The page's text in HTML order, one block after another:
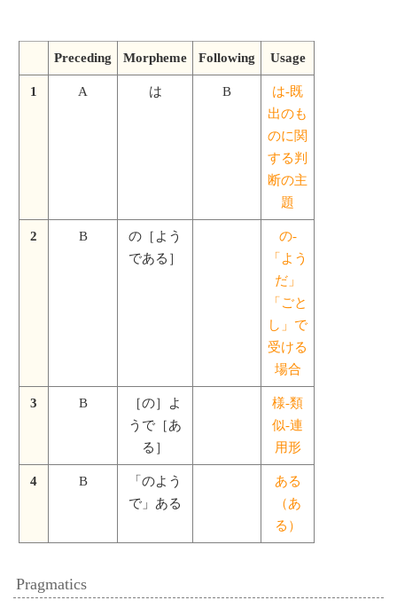
Preceding Morpheme Following Usage
1 A は B
は-既
出のも
のに関
する判
断の主
題
2 B
の［よう
である］
の-
「よう
だ」
「ごと
し」で
受ける
場合
3 B
［の］よ
うで［あ
る］
様-類
似-連
用形
4 B
「のよう
で」ある
ある
（あ
る）
Pragmatics